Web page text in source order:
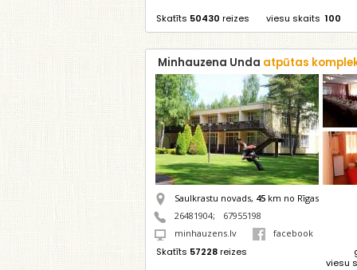
Skatīts 50430 reizes viesu skaits 100
Minhauzena Unda atpūtas
Saulkrastu novads, 45 km no Rīgas
26481904;
67955198
minhauzens.lv
facebook
Skatīts 57228reizes
viesu